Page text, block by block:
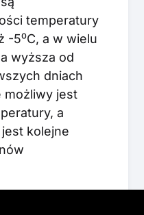
temperatury
-5⁰C, a w wielu
wyższa od
dniach
możliwy jest
a
kolejne